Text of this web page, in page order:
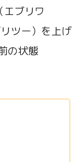
ブリワ
ツー）を上げ
の状態